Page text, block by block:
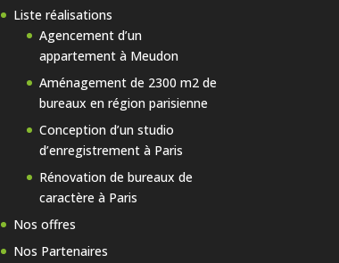
Liste réalisations
Agencement d’un
appartement à Meudon
Aménagement de 2300 m2 de
bureaux en région parisienne
Conception d’un studio
d’enregistrement à Paris
Rénovation de bureaux de
caractère à Paris
Nos offres
Nos Partenaires